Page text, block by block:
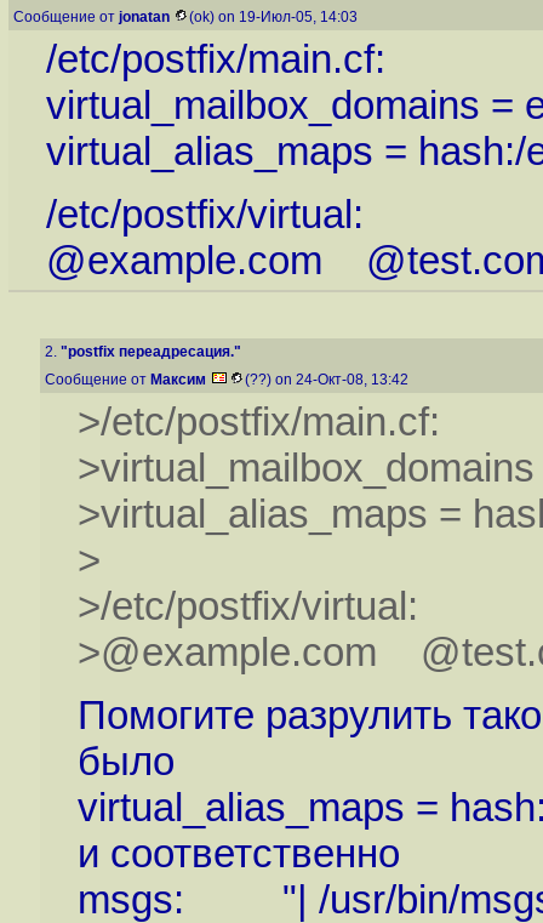
Сообщение от jonatan (ok) on 19-Июл-05, 14:03
/etc/postfix/main.cf:
virtual_mailbox_domains =
virtual_alias_maps = hash:/
/etc/postfix/virtual:
@example.com
2. "postfix переадресация."
Сообщение от Максим (??) on 24-Окт-08, 13:42
>/etc/postfix/main.cf:
>virtual_alias_maps =
>
>/etc/postfix/virtual:
>@example.com
Помогите разрулить
было
virtual_alias_maps =
и соответственно
msgs: "| /usr/bin/